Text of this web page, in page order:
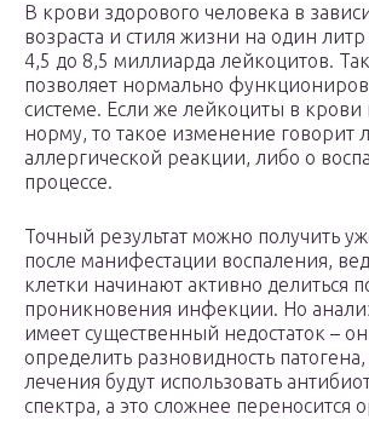
В крови здорового человека в
возраста и стиля жизни на один
4,5 до 8,5 миллиарда лейкоцитов.
позволяет нормально
системе. Если же лейкоциты в
норму, то такое изменение говорит
аллергической реакции, либо о
процессе.
Точный результат можно получить
после манифестации воспаления,
клетки начинают активно делиться
проникновения инфекции. Но
имеет существенный недостаток –
определить разновидность
лечения будут использовать
спектра, а это сложнее переносится